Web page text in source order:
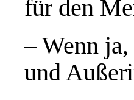
für den
– Wenn
und